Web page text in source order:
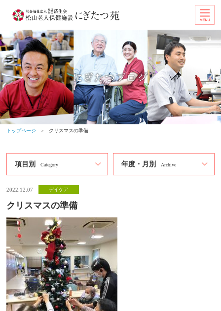
トップページ ＞ クリスマスの準備
項目別 Category 年度・月別 Archive
2022.12.07 デイケア
クリスマスの準備